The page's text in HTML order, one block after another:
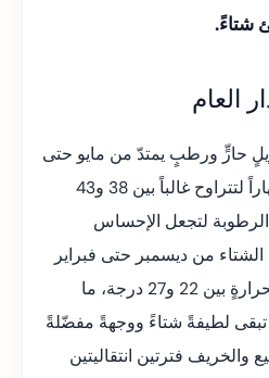
شتاءً.
العام
حارٍّ ورطبٍ يمتدّ من مايو حتى
أكتوبر، إذ ترتفع الحرارة نهاراً لتتراوح غالباً بين 38 و43
الرطوبة لتجعل الإحساس
الشتاء من ديسمبر حتى فبراير
فيكون دافئاً معتدلاً نهاراً بحرارةٍ بين 22 و27 درجة، ما
تبقى لطيفةً شتاءً ووجهةً مفضّلةً
والخريف فترتين انتقاليتين